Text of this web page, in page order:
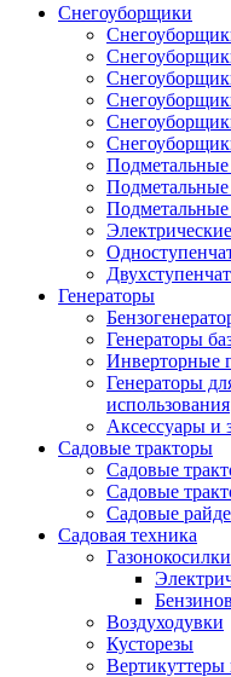
Снегоуборщики
Генераторы
Генераторы
Инверторные
Генераторы
использования
Аксессуары и
Садовые тракторы
Садовые
Садовые
Садовые
Садовая техника
Газонокосилки
Воздуходувки
Кусторезы
Вертикуттеры